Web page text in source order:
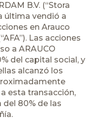
B.V. (“Stora
última vendió a
en Arauco
Las acciones
a ARAUCO
del capital social, y
alcanzó los
a esta transacción,
del 80% de las